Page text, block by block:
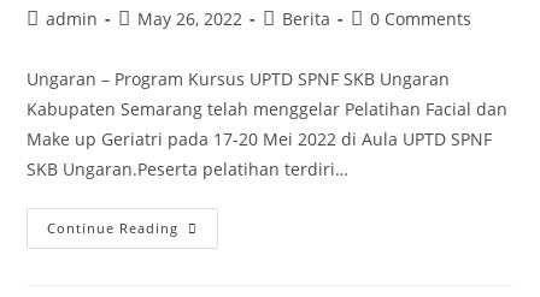
Postadmin
PostMay 26, 2022
PostBerita
Post0 Comments
Ungaran – Program Kursus UPTD SPNF SKB Ungaran
Kabupaten Semarang telah menggelar Pelatihan Facial dan
Make up Geriatri pada 17-20 Mei 2022 di Aula UPTD SPNF
SKB Ungaran.Peserta pelatihan terdiri…
Continue Reading
Kursus